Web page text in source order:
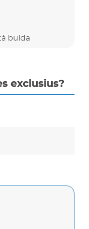
buida
exclusius?